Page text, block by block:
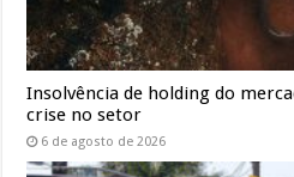
Insolvência de holding do
crise no setor
6 de agosto de 2026